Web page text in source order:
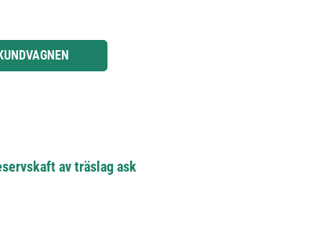
för att öka eller minska kvantiteten.
av träslag ask